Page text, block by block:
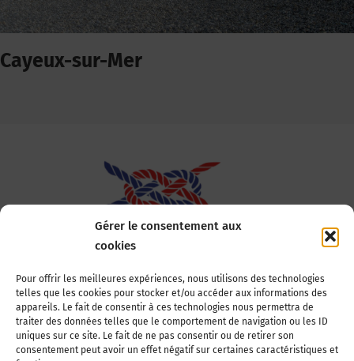
Gérer le consentement aux
cookies
Pour offrir les meilleures expériences, nous utilisons des technologies
telles que les cookies pour stocker et/ou accéder aux informations des
appareils. Le fait de consentir à ces technologies nous permettra de
traiter des données telles que le comportement de navigation ou les ID
uniques sur ce site. Le fait de ne pas consentir ou de retirer son
consentement peut avoir un effet négatif sur certaines caractéristiques et
Cayeux-sur-Mer
Association Nationale des Elus des Littoraux
22, boulevard de la Tour-Maubourg
75007 Paris
Tél : 01 44 11 11 70
E-mail : anel-secretariat@anel.asso.fr